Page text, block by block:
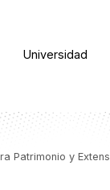
Universidad
Patrimonio y